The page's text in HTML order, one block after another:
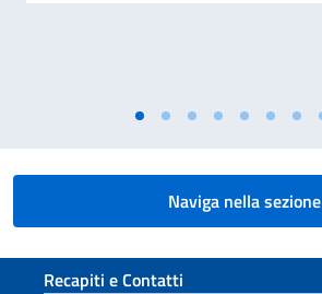
Naviga nella sezione
Sezione footer
Recapiti e Contatti